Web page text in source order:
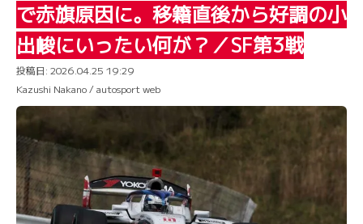
で赤旗原因に。移籍直後から好調の小
出峻にいったい何が？／SF第3戦
投稿日: 2026.04.25 19:29
Kazushi Nakano / autosport web